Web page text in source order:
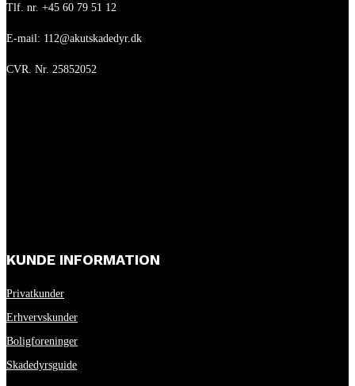
Tlf. nr. +45 60 79 51 12
E-mail: 112@akutskadedyr.dk
CVR. Nr. 25852052
KUNDE INFORMATION
Privatkunder
Erhvervskunder
Boligforeninger
Skadedyrsguide